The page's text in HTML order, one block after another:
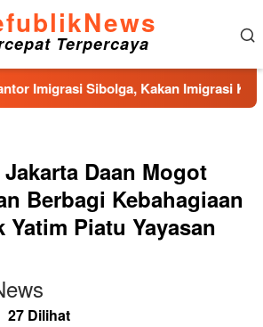
Terpercaya
Sibolga, Kakan Imigrasi Kelas II
Daan Mogot
Berbagi Kebahagiaan
Piatu Yayasan
27 Dilihat